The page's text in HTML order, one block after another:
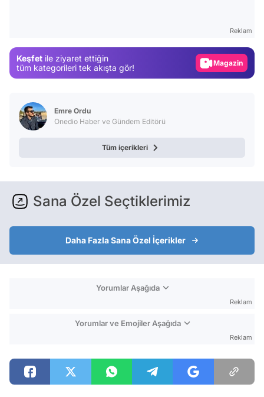
Reklam
Keşfet ile ziyaret ettiğin
tüm kategorileri tek akışta gör!
Magazin
Video
Emre Ordu
Onedio Haber ve Gündem Editörü
Tüm içerikleri
Sana Özel Seçtiklerimiz
Daha Fazla Sana Özel İçerikler
Yorumlar Aşağıda
Reklam
Yorumlar ve Emojiler Aşağıda
Reklam